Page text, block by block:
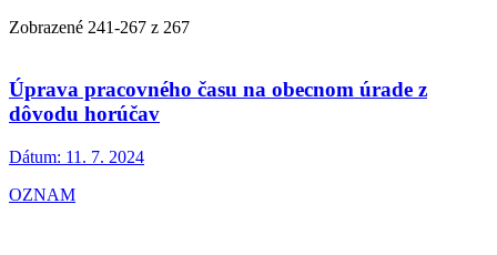
Zobrazené 241-267 z 267
Úprava pracovného času na obecnom úrade z
dôvodu horúčav
Dátum: 11. 7. 2024
OZNAM